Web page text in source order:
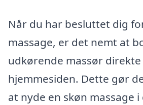
Når du har besluttet dig
massage, er det nemt at
udkørende massør direkte
hjemmesiden. Dette gør
at nyde en skøn massage